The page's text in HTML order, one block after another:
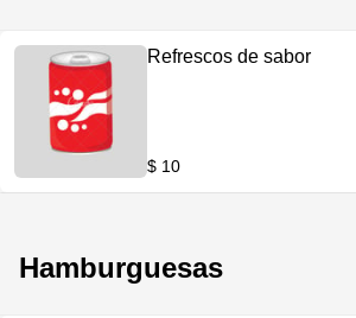
Refrescos de sabor
$ 10
Hamburguesas